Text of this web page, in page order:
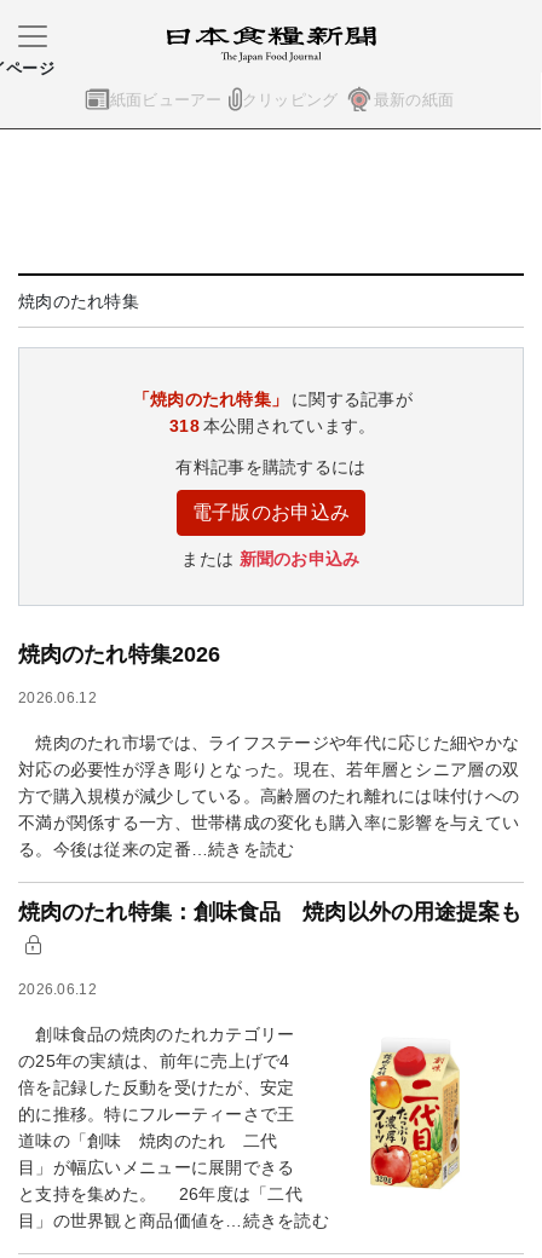
紙面ビューアー クリッピング 最新の紙面
ページ
焼肉のたれ特集
「焼肉のたれ特集」
に関する記事が
318本公開されています。
有料記事を購読するには
電子版のお申込み
または 新聞のお申込み
焼肉のたれ特集2026
2026.06.12
焼肉のたれ市場では、ライフステージや年代に応じた細やかな
対応の必要性が浮き彫りとなった。現在、若年層とシニア層の双
方で購入規模が減少している。高齢層のたれ離れには味付けへの
不満が関係する一方、世帯構成の変化も購入率に影響を与えてい
る。今後は従来の定番…続きを読む
焼肉のたれ特集：創味食品 焼肉以外の用途提案も
2026.06.12
創味食品の焼肉のたれカテゴリー
の25年の実績は、前年に売上げで4
倍を記録した反動を受けたが、安定
的に推移。特にフルーティーさで王
道味の「創味 焼肉のたれ 二代
目」が幅広いメニューに展開できる
と支持を集めた。 26年度は「二代
目」の世界観と商品価値を…続きを読む